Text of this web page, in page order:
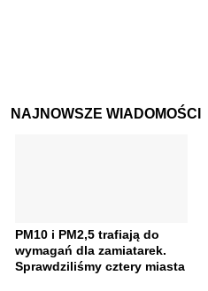
NAJNOWSZE WIADOMOŚCI
PM10 i PM2,5 trafiają do
wymagań dla zamiatarek.
Sprawdziliśmy cztery miasta